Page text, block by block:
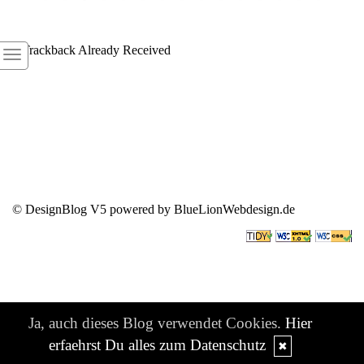
1 Trackback Already Received
© DesignBlog V5 powered by BlueLionWebdesign.de
Ja, auch dieses Blog verwendet Cookies. Hier
erfaehrst Du alles zum Datenschutz
✖